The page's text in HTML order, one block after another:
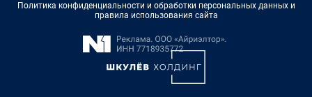
Политика конфиденциальности и обработки персональных данных и
правила использования сайта